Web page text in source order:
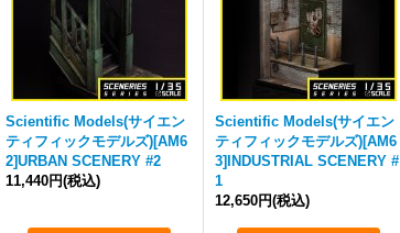
Scientific Models(サイエン
ティフィックモデルズ)[AM6
2]URBAN SCENERY #2
11,440円(税込)
Scientific Models(サイエン
ティフィックモデルズ)[AM6
3]INDUSTRIAL SCENERY #
1
12,650円(税込)